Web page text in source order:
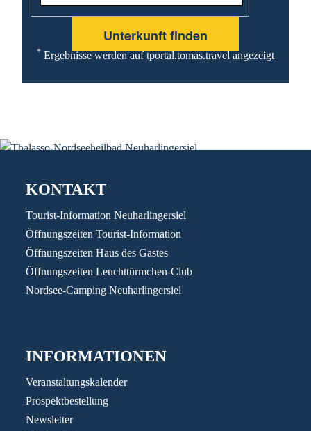
* Ergebnisse werden auf tportal.tomas.travel angezeigt
KONTAKT
Tourist-Information Neuharlingersiel
Öffnungszeiten Tourist-Information
Öffnungszeiten Haus des Gastes
Öffnungszeiten Leuchttürmchen-Club
Nordsee-Camping Neuharlingersiel
INFORMATIONEN
Veranstaltungskalender
Prospektbestellung
Newsletter